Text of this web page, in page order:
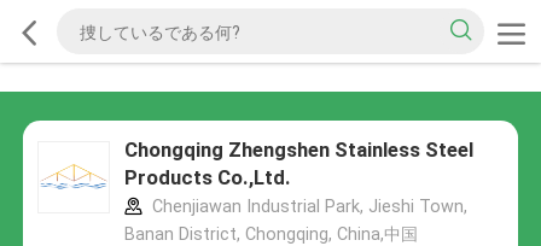
Chongqing Zhengshen Stainless Steel
Products Co.,Ltd.
Chenjiawan Industrial Park, Jieshi Town,
Banan District, Chongqing, China,中国